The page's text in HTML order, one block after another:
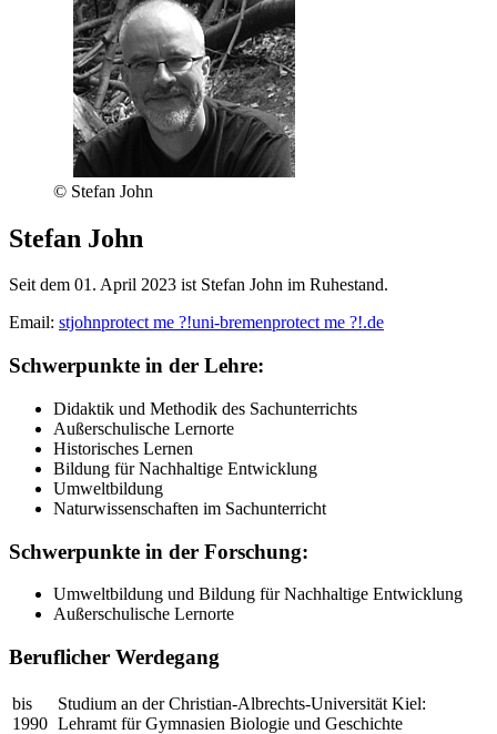
© Stefan John
Stefan John
Seit dem 01. April 2023 ist Stefan John im Ruhestand.
Email: stjohnprotect me ?!uni-bremenprotect me ?!.de
Schwerpunkte in der Lehre:
Didaktik und Methodik des Sachunterrichts
Außerschulische Lernorte
Historisches Lernen
Bildung für Nachhaltige Entwicklung
Umweltbildung
Naturwissenschaften im Sachunterricht
Schwerpunkte in der Forschung:
Umweltbildung und Bildung für Nachhaltige Entwicklung
Außerschulische Lernorte
Beruflicher Werdegang
bis
1990
Studium an der Christian-Albrechts-Universität Kiel:
Lehramt für Gymnasien Biologie und Geschichte